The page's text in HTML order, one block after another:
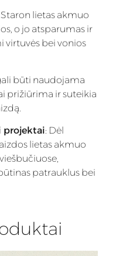
Staron lietas akmuo
o jo atsparumas ir
virtuvės bei vonios
būti naudojama
prižiūrima ir suteikia
projektai: Dėl
lietas akmuo
patrauklus bei